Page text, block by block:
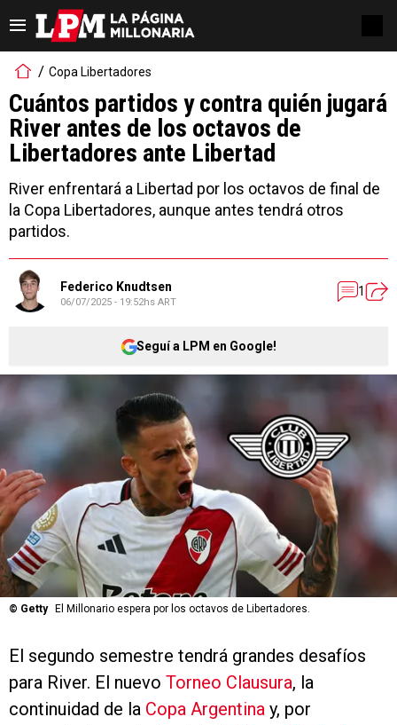
Copa Libertadores
Cuántos partidos y contra quién jugará
River antes de los octavos de
Libertadores ante Libertad
River enfrentará a Libertad por los octavos de final de
la Copa Libertadores, aunque antes tendrá otros
partidos.
Federico Knudtsen
06/07/2025 - 19:52hs ART
1
Seguí a LPM en Google!
© Getty El Millonario espera por los octavos de Libertadores.
El segundo semestre tendrá grandes desafíos
para River. El nuevo Torneo Clausura, la
continuidad de la Copa Argentina y, por